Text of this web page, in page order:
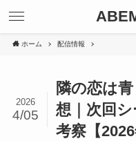
ホーム 配信情報
隣の恋は
想｜次回
考察【2026
2026
4/05